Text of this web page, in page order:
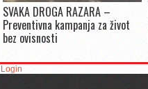
SVAKA DROGA RAZARA –
Preventivna kampanja za život
bez ovisnosti
Login